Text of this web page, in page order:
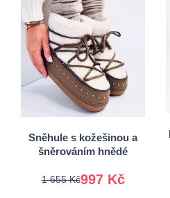
Sněhule s kožešinou a
šněrováním hnědé
997 Kč
1 655 Kč
35-36
37-38
39-40
41-42